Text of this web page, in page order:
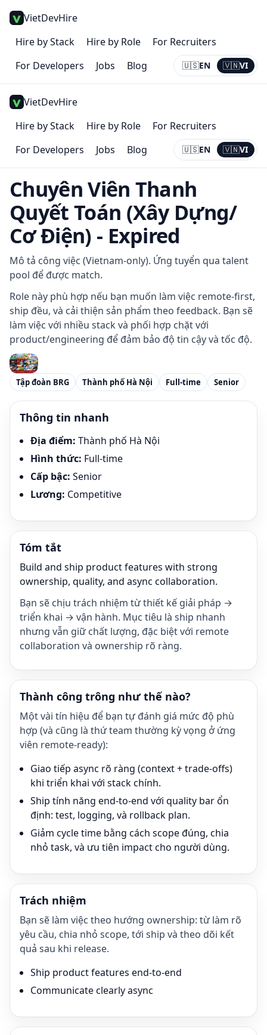
VietDevHire
Hire by Stack
Hire by Role
For Recruiters
For Developers
Jobs Blog 🇺🇸EN 🇻🇳VI
Current:
VI
VietDevHire
Hire by Stack
Hire by Role
For Recruiters
For Developers
Jobs Blog 🇺🇸EN 🇻🇳VI
Current:
VI
Chuyên Viên Thanh
Quyết Toán (Xây Dựng/
Cơ Điện) - Expired
Mô tả công việc (Vietnam-only). Ứng tuyển qua talent
pool để được match.
Role này phù hợp nếu bạn muốn làm việc remote-first,
ship đều, và cải thiện sản phẩm theo feedback. Bạn sẽ
làm việc với nhiều stack và phối hợp chặt với
product/engineering để đảm bảo độ tin cậy và tốc độ.
Tập đoàn BRG Thành phố Hà Nội Full-time Senior
Thông tin nhanh
Địa điểm: Thành phố Hà Nội
Hình thức: Full-time
Cấp bậc: Senior
Lương: Competitive
Tóm tắt
Build and ship product features with strong
ownership, quality, and async collaboration.
Bạn sẽ chịu trách nhiệm từ thiết kế giải pháp →
triển khai → vận hành. Mục tiêu là ship nhanh
nhưng vẫn giữ chất lượng, đặc biệt với remote
collaboration và ownership rõ ràng.
Thành công trông như thế nào?
Một vài tín hiệu để bạn tự đánh giá mức độ phù
hợp (và cũng là thứ team thường kỳ vọng ở ứng
viên remote-ready):
Giao tiếp async rõ ràng (context + trade-offs)
khi triển khai với stack chính.
Ship tính năng end-to-end với quality bar ổn
định: test, logging, và rollback plan.
Giảm cycle time bằng cách scope đúng, chia
nhỏ task, và ưu tiên impact cho người dùng.
Trách nhiệm
Bạn sẽ làm việc theo hướng ownership: từ làm rõ
yêu cầu, chia nhỏ scope, tới ship và theo dõi kết
quả sau khi release.
Ship product features end-to-end
Communicate clearly async